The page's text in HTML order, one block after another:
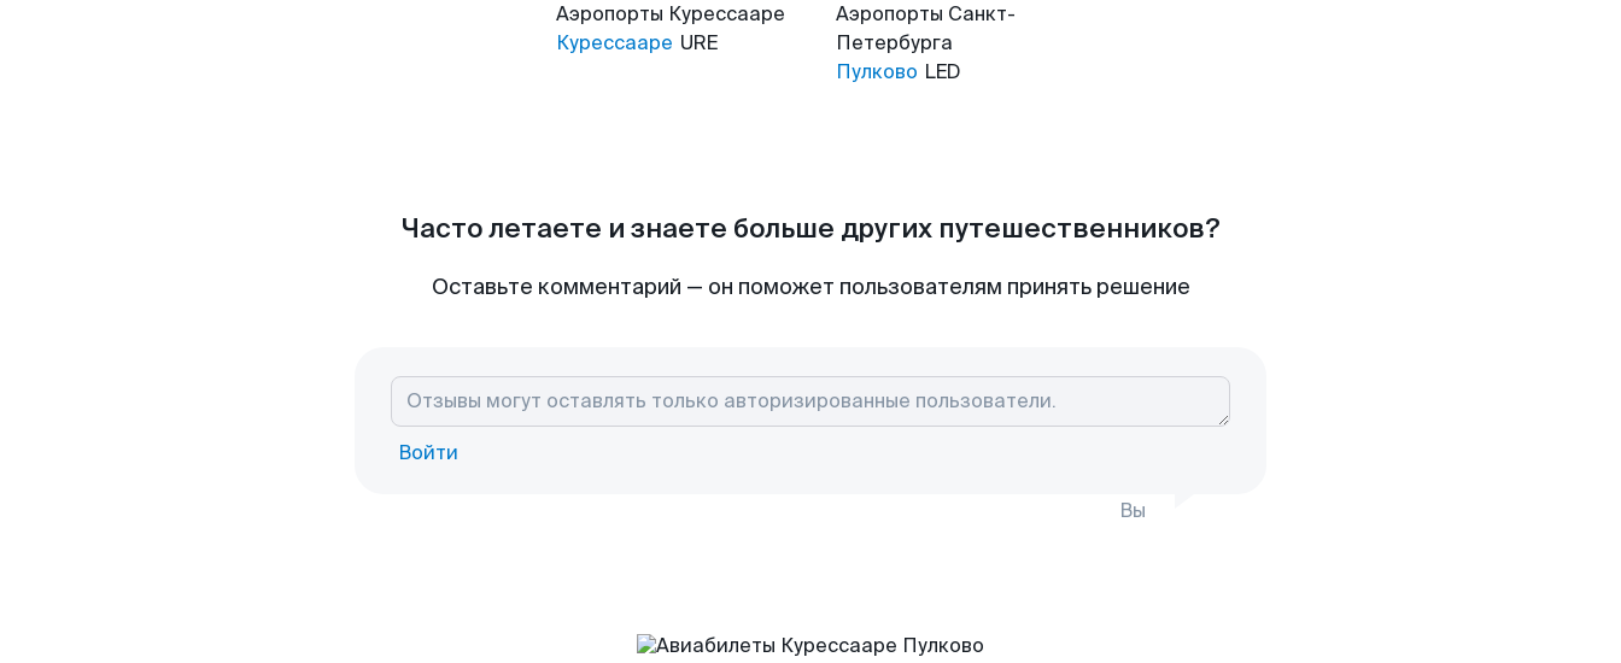
Аэропорты Курессааре
Курессааре URE
Аэропорты Санкт-
Петербурга
Пулково LED
Часто летаете и знаете больше других путешественников?
Оставьте комментарий — он поможет пользователям принять решение
Войти
Вы